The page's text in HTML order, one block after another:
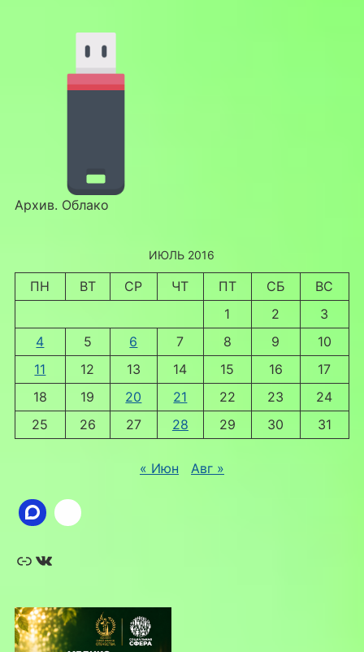
Архив. Облако
ИЮЛЬ 2016
ПН ВТ СР ЧТ ПТ СБ
ВС
1
2
3
4
5 6 7 8 9
10
11
12 13 14 15 16
17
18
19 20 21 22 23
24
25
26 27 28 29 30 31
« Июн Авг »
Ссылка